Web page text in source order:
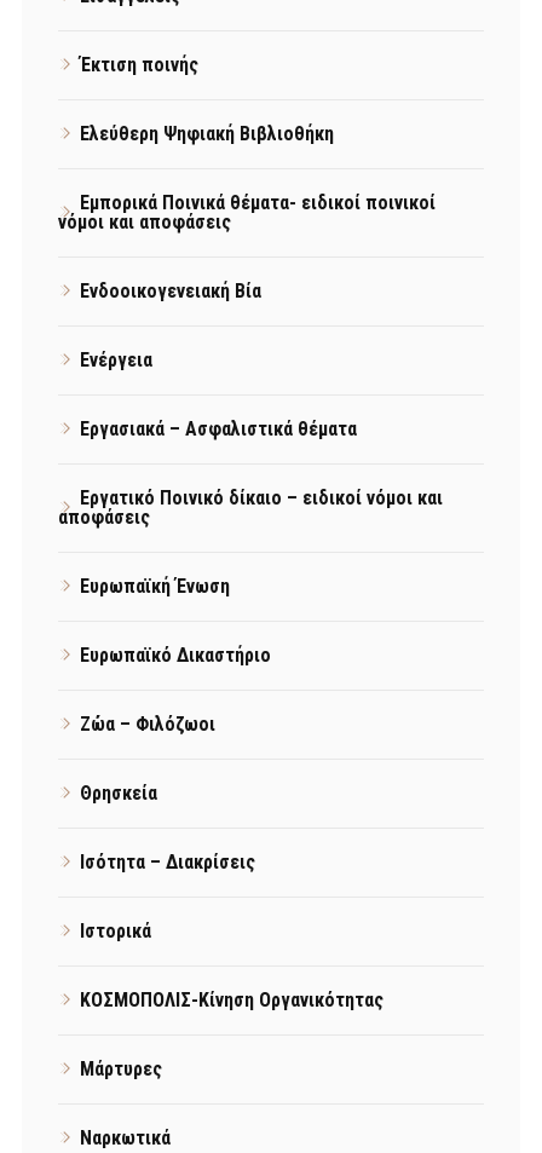
Έκτιση ποινής
Ελεύθερη Ψηφιακή Βιβλιοθήκη
Εμπορικά Ποινικά θέματα- ειδικοί ποινικοί
νόμοι και αποφάσεις
Ενδοοικογενειακή Βία
Ενέργεια
Εργασιακά – Ασφαλιστικά θέματα
Εργατικό Ποινικό δίκαιο – ειδικοί νόμοι και
αποφάσεις
Ευρωπαϊκή Ένωση
Ευρωπαϊκό Δικαστήριο
Ζώα – Φιλόζωοι
Θρησκεία
Ισότητα – Διακρίσεις
Ιστορικά
ΚΟΣΜΟΠΟΛΙΣ-Κίνηση Οργανικότητας
Μάρτυρες
Ναρκωτικά